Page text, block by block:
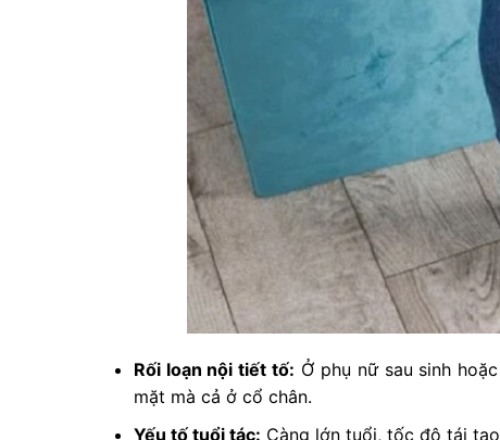
Rối loạn nội tiết tố: Ở phụ nữ sau sinh
mặt mà cả ở cổ chân.
Yếu tố tuổi tác: Càng lớn tuổi, tốc độ tái